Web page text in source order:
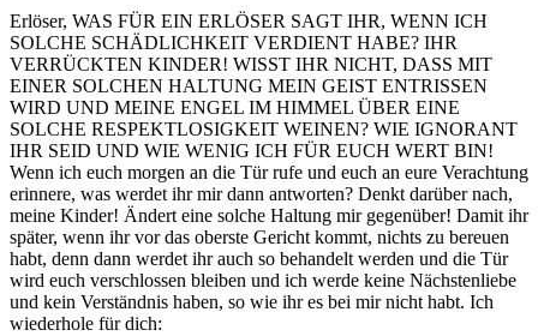
Erlöser, WAS FÜR EIN ERLÖSER SAGT IHR, WENN ICH
SOLCHE SCHÄDLICHKEIT VERDIENT HABE? IHR
VERRÜCKTEN KINDER! WISST IHR NICHT, DASS MIT
EINER SOLCHEN HALTUNG MEIN GEIST ENTRISSEN
WIRD UND MEINE ENGEL IM HIMMEL ÜBER EINE
SOLCHE RESPEKTLOSIGKEIT WEINEN? WIE IGNORANT
IHR SEID UND WIE WENIG ICH FÜR EUCH WERT BIN!
Wenn ich euch morgen an die Tür rufe und euch an eure Verachtung
erinnere, was werdet ihr mir dann antworten? Denkt darüber nach,
meine Kinder! Ändert eine solche Haltung mir gegenüber! Damit ihr
später, wenn ihr vor das oberste Gericht kommt, nichts zu bereuen
habt, denn dann werdet ihr auch so behandelt werden und die Tür
wird euch verschlossen bleiben und ich werde keine Nächstenliebe
und kein Verständnis haben, so wie ihr es bei mir nicht habt. Ich
wiederhole für dich: